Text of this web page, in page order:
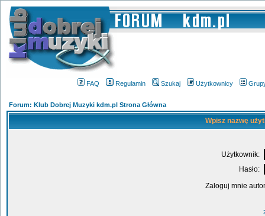
FAQ Regulamin Szukaj Użytkownicy
Forum: Klub Dobrej Muzyki kdm.pl Strona Główna
Wpisz nazwę
Użytkownik:
Hasło:
Zaloguj mnie